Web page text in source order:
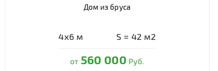
Дом из бруса
4х6 м S = 42 м2
от 560 000 Руб.